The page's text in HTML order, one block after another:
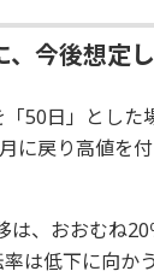
今後想定
50日」とし
に戻り高値を
、おおむね
は低下に向